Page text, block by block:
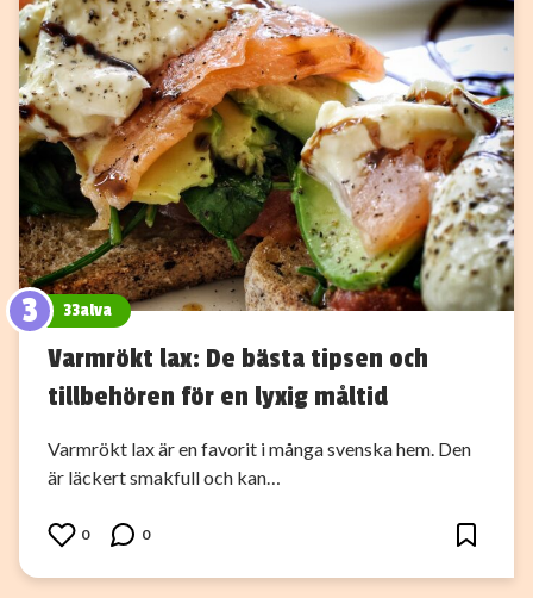
3 33alva
Varmrökt lax: De bästa tipsen och
tillbehören för en lyxig måltid
Varmrökt lax är en favorit i många svenska hem. Den
är läckert smakfull och kan…
0 0